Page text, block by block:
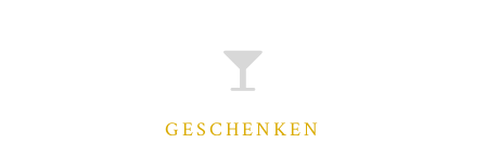
GESCHENKEN